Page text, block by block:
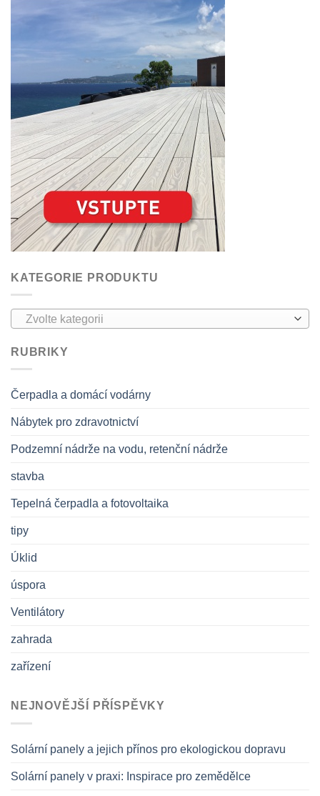
KATEGORIE PRODUKTU
Zvolte kategorii
RUBRIKY
Čerpadla a domácí vodárny
Nábytek pro zdravotnictví
Podzemní nádrže na vodu, retenční nádrže
stavba
Tepelná čerpadla a fotovoltaika
tipy
Úklid
úspora
Ventilátory
zahrada
zařízení
NEJNOVĚJŠÍ PŘÍSPĚVKY
Solární panely a jejich přínos pro ekologickou dopravu
Solární panely v praxi: Inspirace pro zemědělce